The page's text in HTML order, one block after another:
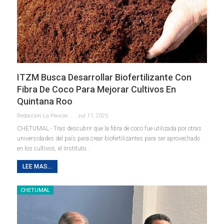
ITZM Busca Desarrollar Biofertilizante Con
Fibra De Coco Para Mejorar Cultivos En
Quintana Roo
Redaccion La Pancarta De Quintana Roo Jul 17, 2025
CHETUMAL.- Tras descubrir que la fibra de coco fue utilizada por otras
universidades del país para crear biofertilizantes para ser aprovechado
en los cultivos, el Instituto…
LEE MAS...
CHETUMAL